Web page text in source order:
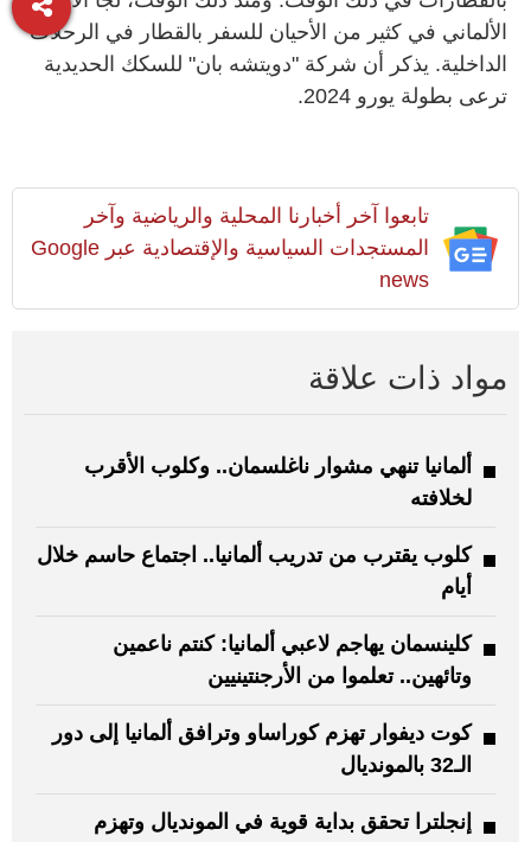
الألماني في كثير من الأحيان للسفر بالقطار في الرحلات
الداخلية. يذكر أن شركة "دويتشه بان" للسكك الحديدية
ترعى بطولة يورو 2024.
تابعوا آخر أخبارنا المحلية والرياضية وآخر
المستجدات السياسية والإقتصادية عبر Google
news
مواد ذات علاقة
ألمانيا تنهي مشوار ناغلسمان.. وكلوب الأقرب
لخلافته
كلوب يقترب من تدريب ألمانيا.. اجتماع حاسم خلال
أيام
كلينسمان يهاجم لاعبي ألمانيا: كنتم ناعمين
وتائهين.. تعلموا من الأرجنتينيين
كوت ديفوار تهزم كوراساو وترافق ألمانيا إلى دور
الـ32 بالمونديال
إنجلترا تحقق بداية قوية في المونديال وتهزم